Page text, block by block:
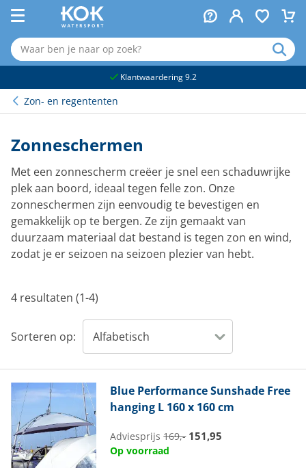
Klantwaardering 9.2
Zon- en regententen
Zonneschermen
Met een zonnescherm creëer je snel een schaduwrijke
plek aan boord, ideaal tegen felle zon. Onze
zonneschermen zijn eenvoudig te bevestigen en
gemakkelijk op te bergen. Ze zijn gemaakt van
duurzaam materiaal dat bestand is tegen zon en wind,
zodat je er seizoen na seizoen plezier van hebt.
4 resultaten (1-4)
Sorteren op:
Blue PerformanceSunshade Free
hanging L 160 x 160 cm
Adviesprijs169,- 151,95
Op voorraad